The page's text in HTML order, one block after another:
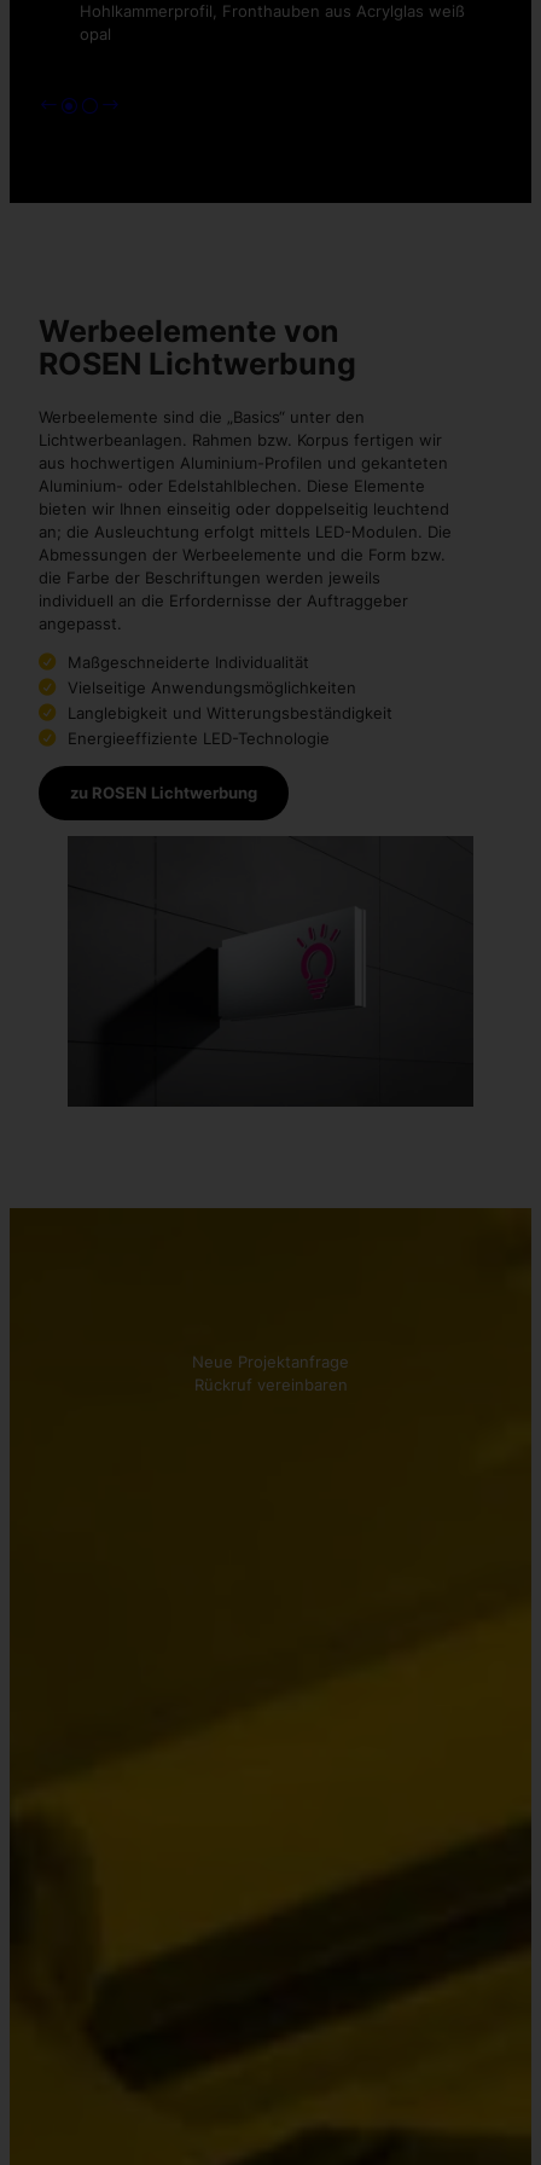
Hohlkammerprofil, Fronthauben aus Acrylglas weiß
opal
Werbeelemente von
ROSEN Lichtwerbung
Werbeelemente sind die „Basics“ unter den
Lichtwerbeanlagen. Rahmen bzw. Korpus fertigen wir
aus hochwertigen Aluminium-Profilen und gekanteten
Aluminium- oder Edelstahlblechen. Diese Elemente
bieten wir Ihnen einseitig oder doppelseitig leuchtend
an; die Ausleuchtung erfolgt mittels LED-Modulen. Die
Abmessungen der Werbeelemente und die Form bzw.
die Farbe der Beschriftungen werden jeweils
individuell an die Erfordernisse der Auftraggeber
angepasst.
Maßgeschneiderte Individualität
Vielseitige Anwendungsmöglichkeiten
Langlebigkeit und Witterungsbeständigkeit
Energieeffiziente LED-Technologie
zu ROSEN Lichtwerbung
Neue Projektanfrage
Rückruf vereinbaren